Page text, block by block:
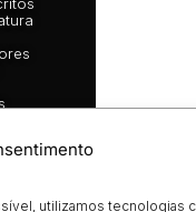
utilizamos tecnologias